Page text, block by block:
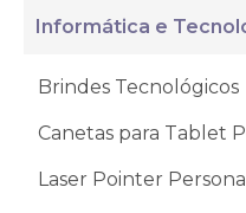
Informática e
Brindes Tecnológicos
Canetas para Tablet
Laser Pointer